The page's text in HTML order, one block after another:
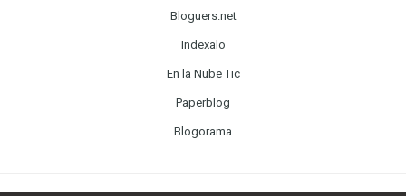
Bloguers.net
Indexalo
En la Nube Tic
Paperblog
Blogorama